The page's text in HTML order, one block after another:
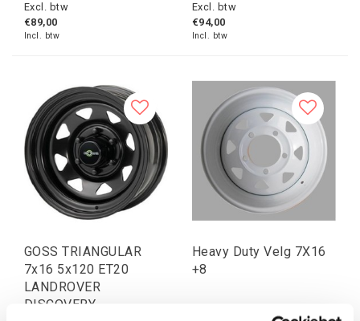
Excl. btw
€89,00
Incl. btw
Excl. btw
€94,00
Incl. btw
GOSS TRIANGULAR
7x16 5x120 ET20
LANDROVER
DISCOVERY
Heavy Duty Velg 7X16
+8